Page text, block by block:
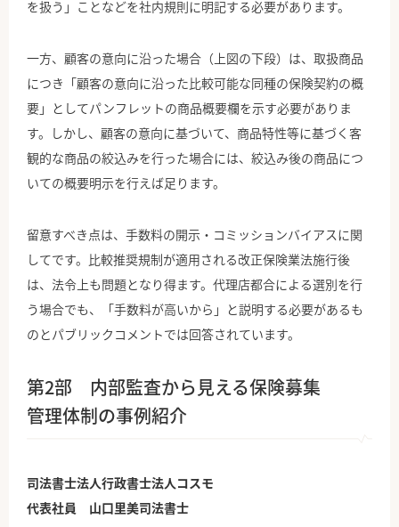
を扱う」ことなどを社内規則に明記する必要があります。
一方、顧客の意向に沿った場合（上図の下段）は、取扱商品
につき「顧客の意向に沿った比較可能な同種の保険契約の概
要」としてパンフレットの商品概要欄を示す必要がありま
す。しかし、顧客の意向に基づいて、商品特性等に基づく客
観的な商品の絞込みを行った場合には、絞込み後の商品につ
いての概要明示を行えば足ります。
留意すべき点は、手数料の開示・コミッションバイアスに関
してです。比較推奨規制が適用される改正保険業法施行後
は、法令上も問題となり得ます。代理店都合による選別を行
う場合でも、「手数料が高いから」と説明する必要があるも
のとパブリックコメントでは回答されています。
第2部 内部監査から見える保険募集
管理体制の事例紹介
司法書士法人行政書士法人コスモ
代表社員 山口里美司法書士